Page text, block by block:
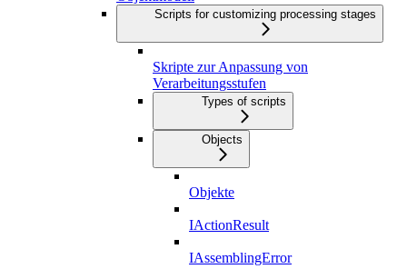
Scripts for customizing processing stages
Skripte zur Anpassung von
Verarbeitungsstufen
Types of scripts
Objects
Objekte
IActionResult
IAssemblingError